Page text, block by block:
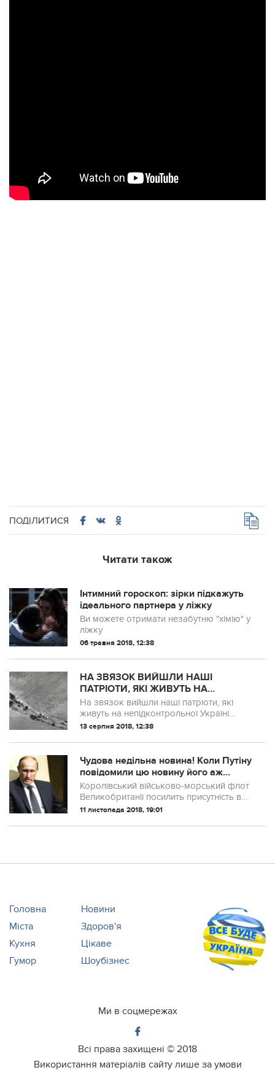
ПОДІЛИТИСЯ
Читати також
Інтимний гороскоп: зірки підкажуть
ідеального партнера у ліжку
Ви можете отримати незабутню "хімію" у
ліжку
06 травня 2018, 12:38
НА ЗВЯЗОК ВИЙШЛИ НАШІ
ПАТРІОТИ, ЯКІ ЖИВУТЬ НА
НЕПІДКОНТРОЛЬНОЇ УКРАЇНІ
ТЕРИТОРІЇ ДОНЕЦЬКОЇ ОБЛАСТІ.
ВОНИ ГОВОРЯТЬ…
На звязок вийшли наші патріоти, які
живуть на непідконтрольної Україні
території Донецької області.
13 серпня 2018, 12:38
Чудова недільна новина! Коли Путіну
повідомили цю новину його аж
перекосило від злості..!!
Королівський військово-морський флот
Великобританії посилить присутність в
Чорному морі, оскільки прогнозує
11 листопада 2018, 19:01
Головна
Новини
Міста
Здоров'я
Кухня
Цікаве
Гумор
Шоубізнес
Ми в соцмережах
Всі права захищені © 2018
Використання матеріалів сайту лише за умови